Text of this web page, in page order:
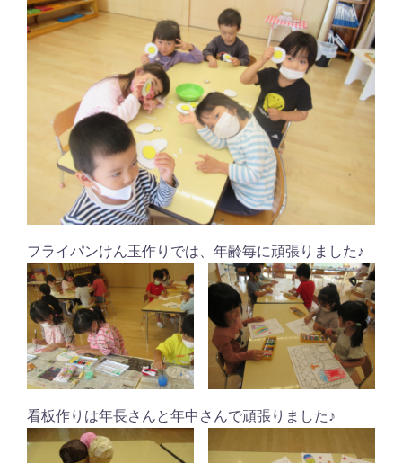
フライパンけん玉作りでは、年齢毎に頑張りました♪
看板作りは年長さんと年中さんで頑張りました♪